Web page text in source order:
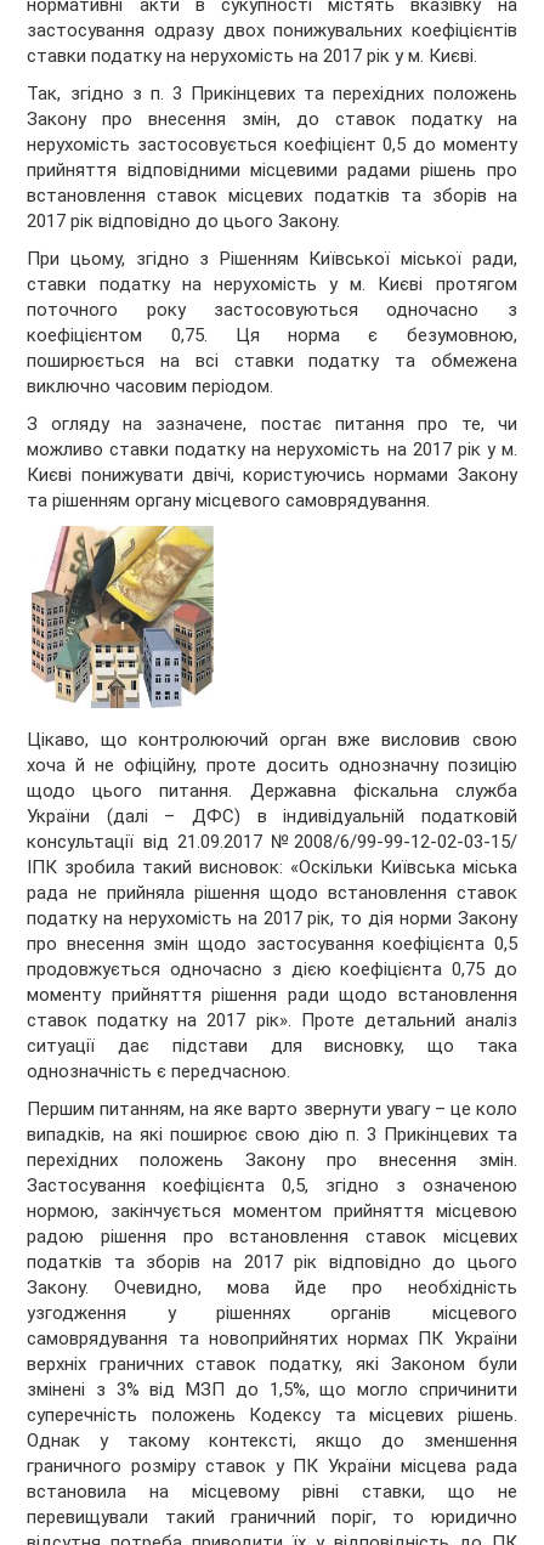
нормативні акти в сукупності містять вказівку на
застосування одразу двох понижувальних коефіцієнтів
ставки податку на нерухомість на 2017 рік у м. Києві.
Так, згідно з п. 3 Прикінцевих та перехідних положень
Закону про внесення змін, до ставок податку на
нерухомість застосовується коефіцієнт 0,5 до моменту
прийняття відповідними місцевими радами рішень про
встановлення ставок місцевих податків та зборів на
2017 рік відповідно до цього Закону.
При цьому, згідно з Рішенням Київської міської ради,
ставки податку на нерухомість у м. Києві протягом
поточного року застосовуються одночасно з
коефіцієнтом 0,75. Ця норма є безумовною,
поширюється на всі ставки податку та обмежена
виключно часовим періодом.
З огляду на зазначене, постає питання про те, чи
можливо ставки податку на нерухомість на 2017 рік у м.
Києві понижувати двічі, користуючись нормами Закону
та рішенням органу місцевого самоврядування.
Цікаво, що контролюючий орган вже висловив свою
хоча й не офіційну, проте досить однозначну позицію
щодо цього питання. Державна фіскальна служба
України (далі – ДФС) в індивідуальній податковій
консультації від 21.09.2017 №2008/6/99-99-12-02-03-15/
ІПК зробила такий висновок: «Оскільки Київська міська
рада не прийняла рішення щодо встановлення ставок
податку на нерухомість на 2017 рік, то дія норми Закону
про внесення змін щодо застосування коефіцієнта 0,5
продовжується одночасно з дією коефіцієнта 0,75 до
моменту прийняття рішення ради щодо встановлення
ставок податку на 2017 рік». Проте детальний аналіз
ситуації дає підстави для висновку, що така
однозначність є передчасною.
Першим питанням, на яке варто звернути увагу – це коло
випадків, на які поширює свою дію п. 3 Прикінцевих та
перехідних положень Закону про внесення змін.
Застосування коефіцієнта 0,5, згідно з означеною
нормою, закінчується моментом прийняття місцевою
радою рішення про встановлення ставок місцевих
податків та зборів на 2017 рік відповідно до цього
Закону. Очевидно, мова йде про необхідність
узгодження у рішеннях органів місцевого
самоврядування та новоприйнятих нормах ПК України
верхніх граничних ставок податку, які Законом були
змінені з 3% від МЗП до 1,5%, що могло спричинити
суперечність положень Кодексу та місцевих рішень.
Однак у такому контексті, якщо до зменшення
граничного розміру ставок у ПК України місцева рада
встановила на місцевому рівні ставки, що не
перевищували такий граничний поріг, то юридично